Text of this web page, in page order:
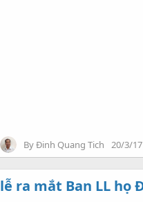
ByĐinh Quang Tich 20/3/17
lễ ra mắt Ban LL họ